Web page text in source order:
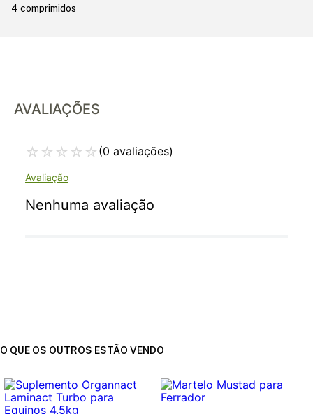
4 comprimidos
AVALIAÇÕES
☆ ☆ ☆ ☆ ☆ (0 avaliações)
Nenhuma avaliação
O QUE OS OUTROS ESTÃO VENDO